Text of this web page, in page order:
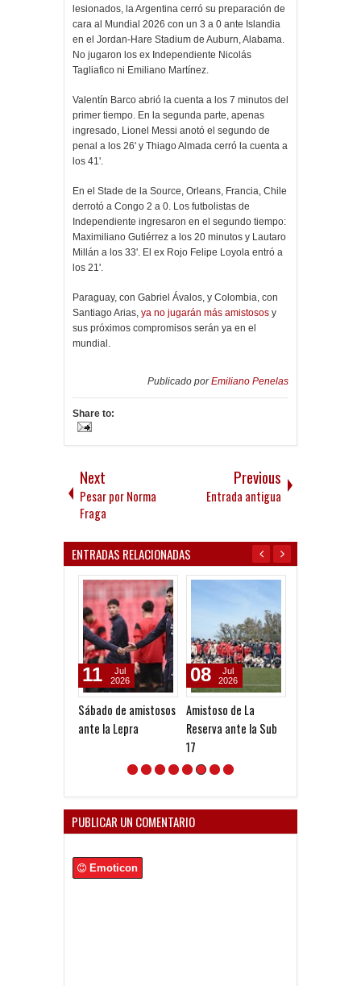
lesionados, la Argentina cerró su preparación de
cara al Mundial 2026 con un 3 a 0 ante Islandia
en el Jordan-Hare Stadium de Auburn, Alabama.
No jugaron los ex Independiente Nicolás
Tagliafico ni Emiliano Martínez.
Valentín Barco abrió la cuenta a los 7 minutos del
primer tiempo. En la segunda parte, apenas
ingresado, Lionel Messi anotó el segundo de
penal a los 26' y Thiago Almada cerró la cuenta a
los 41'.
En el Stade de la Source, Orleans, Francia, Chile
derrotó a Congo 2 a 0. Los futbolistas de
Independiente ingresaron en el segundo tiempo:
Maximiliano Gutiérrez a los 20 minutos y Lautaro
Millán a los 33'. El ex Rojo Felipe Loyola entró a
los 21'.
Paraguay, con Gabriel Ávalos, y Colombia, con
Santiago Arias, ya no jugarán más amistosos y
sus próximos compromisos serán ya en el
mundial.
Publicado porEmiliano Penelas
Share to:
Next
Pesar por Norma
Fraga
Previous
Entrada antigua
ENTRADAS RELACIONADAS
Sábado de amistosos
ante la Lepra
11
Jul
2026
Amistoso de La
Reserva ante la Sub
17
08
Jul
2026
PUBLICAR UN COMENTARIO
Emoticon